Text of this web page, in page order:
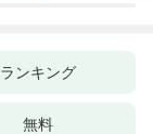
ランキング
無料